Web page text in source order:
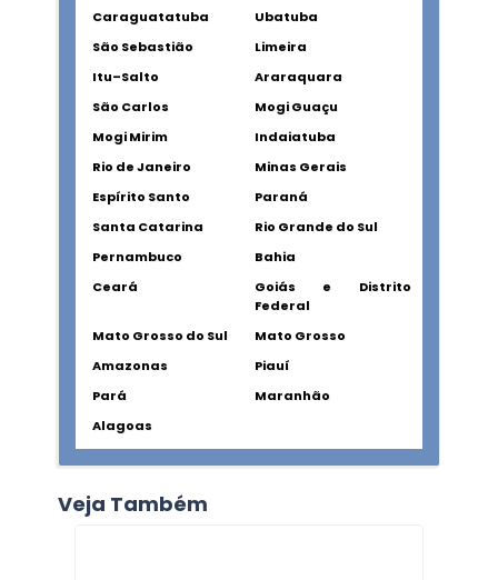
Caraguatatuba
Ubatuba
São Sebastião
Limeira
Itu–Salto
Araraquara
São Carlos
Mogi Guaçu
Mogi Mirim
Indaiatuba
Rio de Janeiro
Minas Gerais
Espírito Santo
Paraná
Santa Catarina
Rio Grande do Sul
Pernambuco
Bahia
Ceará
Goiás e Distrito
Federal
Mato Grosso do Sul
Mato Grosso
Amazonas
Piauí
Pará
Maranhão
Alagoas
Veja Também